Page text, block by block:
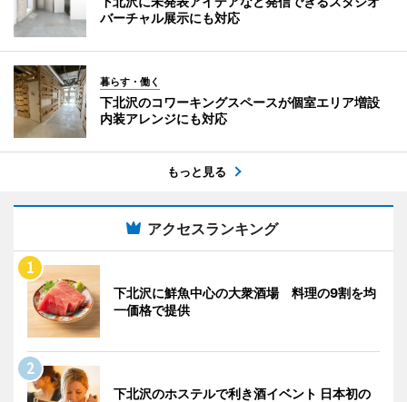
バーチャル展示にも対応
暮らす・働く
下北沢のコワーキングスペースが個室エリア増設
内装アレンジにも対応
もっと見る
アクセスランキング
下北沢に鮮魚中心の大衆酒場 料理の9割を均
一価格で提供
下北沢のホステルで利き酒イベント 日本初の